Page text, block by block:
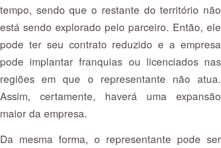
tempo, sendo que o restante do território não
está sendo explorado pelo parceiro. Então, ele
pode ter seu contrato reduzido e a empresa
pode implantar franquias ou licenciados nas
regiões em que o representante não atua.
Assim, certamente, haverá uma expansão
maior da empresa.
Da mesma forma, o representante pode ser